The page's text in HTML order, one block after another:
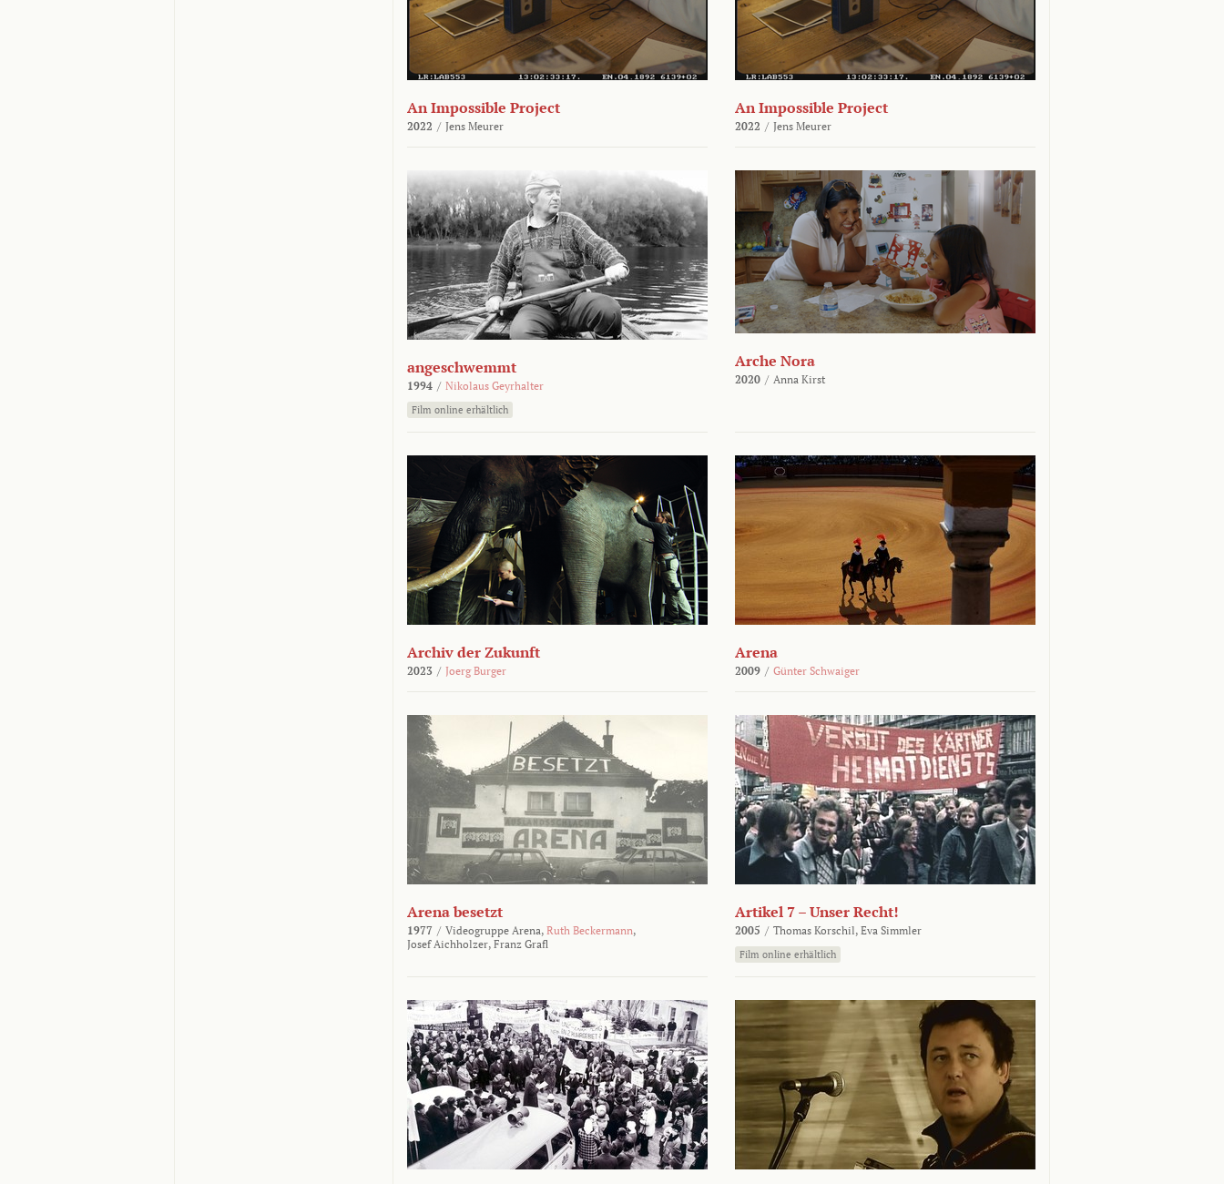
An Impossible Project
2022 / Jens Meurer
An Impossible Project
2022 / Jens Meurer
angeschwemmt
1994 / Nikolaus Geyrhalter
Film online erhältlich
Arche Nora
2020 / Anna Kirst
Archiv der Zukunft
2023 / Joerg Burger
Arena
2009 / Günter Schwaiger
Arena besetzt
1977 / Videogruppe Arena, Ruth Beckermann,
Josef Aichholzer, Franz Grafl
Artikel 7 – Unser Recht!
2005 / Thomas Korschil, Eva Simmler
Film online erhältlich